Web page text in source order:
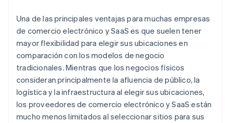
Una de las principales ventajas para muchas empresas
de comercio electrónico y SaaS es que suelen tener
mayor flexibilidad para elegir sus ubicaciones en
comparación con los modelos de negocio
tradicionales. Mientras que los negocios físicos
consideran principalmente la afluencia de público, la
logística y la infraestructura al elegir sus ubicaciones,
los proveedores de comercio electrónico y SaaS están
mucho menos limitados al seleccionar sitios para sus